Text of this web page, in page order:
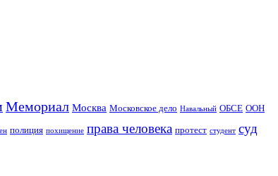
Мемориал Москва Московское дело Навальный ОБСЕ ООН
полиция похищение права человека протест студент суд